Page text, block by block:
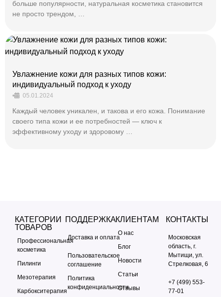
больше популярности, натуральная косметика становится
не просто трендом, …
Увлажнение кожи для разных типов кожи:
индивидуальный подход к уходу
• 05.01.2024
Каждый человек уникален, и такова и его кожа. Понимание
своего типа кожи и ее потребностей — ключ к
эффективному уходу и здоровому …
КАТЕГОРИИ
ТОВАРОВ
Профессиональная
косметика
Пилинги
Мезотерапия
Карбокситерапия
ПОДДЕРЖКА
Доставка и оплата
Пользовательское
соглашение
Политика
конфиденциальности
КЛИЕНТАМ
О нас
Блог
Новости
Статьи
Отзывы
КОНТАКТЫ
Московская
область, г.
Мытищи, ул.
Стрелковая, 6
+7 (499) 553-
77-01